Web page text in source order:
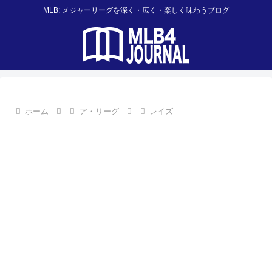
MLB: メジャーリーグを深く・広く・楽しく味わうブログ
ホーム ア・リーグ レイズ